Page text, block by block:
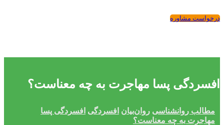
درخواست مشاوره
افسردگی پسا مهاجرت به چه معناست؟
مطالب روانشناسی روان‌بیان افسردگی افسردگی پسا
مهاجرت به چه معناست؟